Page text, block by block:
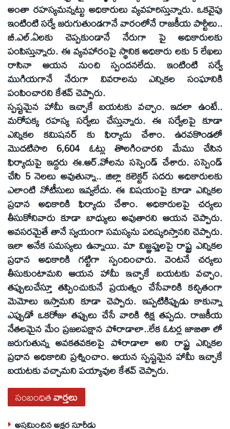
అంతా రహస్యమన్నట్టు అధికారులు వ్యవహరిస్తున్నారు. ఒకవైపు
ఇంటింటి సర్వే జరుగుతుండగానే వారంలోనే రాజకీయ పార్టీలు..
బీ.ఎల్‌.ఏలకు చెప్పకుండానే నేరుగా పై అధికారులకు
పంపిస్తున్నారు. ఈ వ్యవహారంపై స్థానిక అధికారు లకు 5 లేఖలు
రాసినా ఆయన నుంచి స్పందనలేదు. ఇంటింటి సర్వే
ముగియగానే నేరుగా వివరాలను ఎన్నికల సంఘానికి
పంపించారని కేశవ్‌ చెప్పారు.
స్పష్టమైన హామీ ఇచ్చాకే బయటకు వచ్చాం. ఇదలా ఉంటే..
మరోపక్క రహస్య సర్వేలు చేస్తున్నారు. ఈ సర్వేలపై కూడా
ఎన్నికల కమిషనర్‌ కు ఫిర్యాదు చేశాం. ఉరవకొండలో
మొదటిసారి 6,604 ఓట్లు తొలగించారని మేము చేసిన
ఫిర్యాదుపై ఇద్దరు ఈ.ఆర్‌.వోలను సస్పెండ్‌ చేశారు. సస్పెండ్‌
చేసి 5 నెలలు అవుతున్నా.. జిల్లా కలెక్టర్‌ సదరు అధికారులకు
ఎలాంటి నోటీసులు ఇవ్వలేదు. ఈ విషయంపై కూడా ఎన్నికల
ప్రధాన అధికారికి ఫిర్యాదు చేశాం. అధికారులపై చర్యలు
తీసుకోనివారు కూడా బాధ్యులు అవుతారని ఆయన చెప్పారు.
అవసరమైతే తానే స్వయంగా సమస్యను పరిష్కరిస్తానని చెప్పారు.
ఇలా అనేక సమస్యలు ఉన్నాయి. మా విజ్ఞప్తులపై రాష్ట్ర ఎన్నికల
ప్రధాన అధికారికి గట్టిగా స్పందించారు. వెంటనే చర్యలు
తీసుకుంటామని ఆయన హామీ ఇచ్చాకే బయటకు వచ్చాం.
తప్పులుచేస్తూ తప్పించుకునే ప్రయత్నం చేసేవారికి కచ్చితంగా
మెమోలు ఇస్తామని కూడా చెప్పారు. ఇప్పటికిప్పుడు కాకున్నా
ఎప్పుడో ఒకరోజు తప్పులు చేసే వారికి శిక్ష తప్పదు. రాజకీయ
నేతలమైన మేం ప్రజలపక్షాన పోరాడాలా..లేక ఓటర్ల జాబితా లో
జరుగుతున్న అవకతవకలపై పోరాడాలా అని రాష్ట్ర ఎన్నికల
ప్రధాన అధికారిని ప్రశ్నించాం. ఆయన స్పష్టమైన హామీ ఇచ్చాకే
బయటకు వచ్చామని పయ్యావుల కేశవ్‌ చెప్పారు.
సంబంధితవార్తలు
అస్తమించిన అక్షర సూరీడు